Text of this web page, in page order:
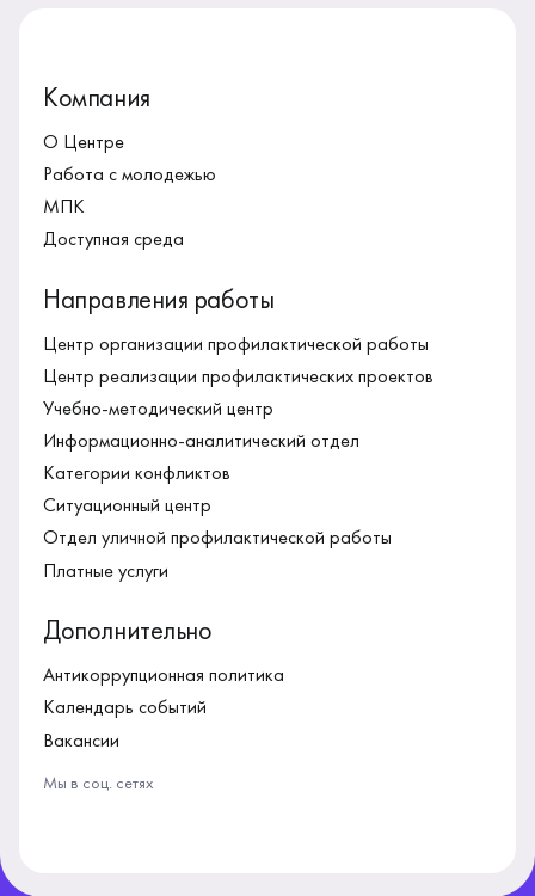
Компания
О Центре
Работа с молодежью
МПК
Доступная среда
Направления работы
Центр организации профилактической работы
Центр реализации профилактических проектов
Учебно-методический центр
Информационно-аналитический отдел
Категории конфликтов
Ситуационный центр
Отдел уличной профилактической работы
Платные услуги
Дополнительно
Антикоррупционная политика
Календарь событий
Вакансии
Мы в соц. сетях